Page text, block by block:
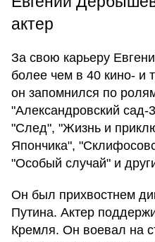
актер
За свою карьеру
более чем в 40 кино- и
он запомнился по
"Александровский сад-
"След", "Жизнь и
Япончика",
"Особый случай" и
Он был прихвостнем
Путина. Актер
Кремля. Он воевал на